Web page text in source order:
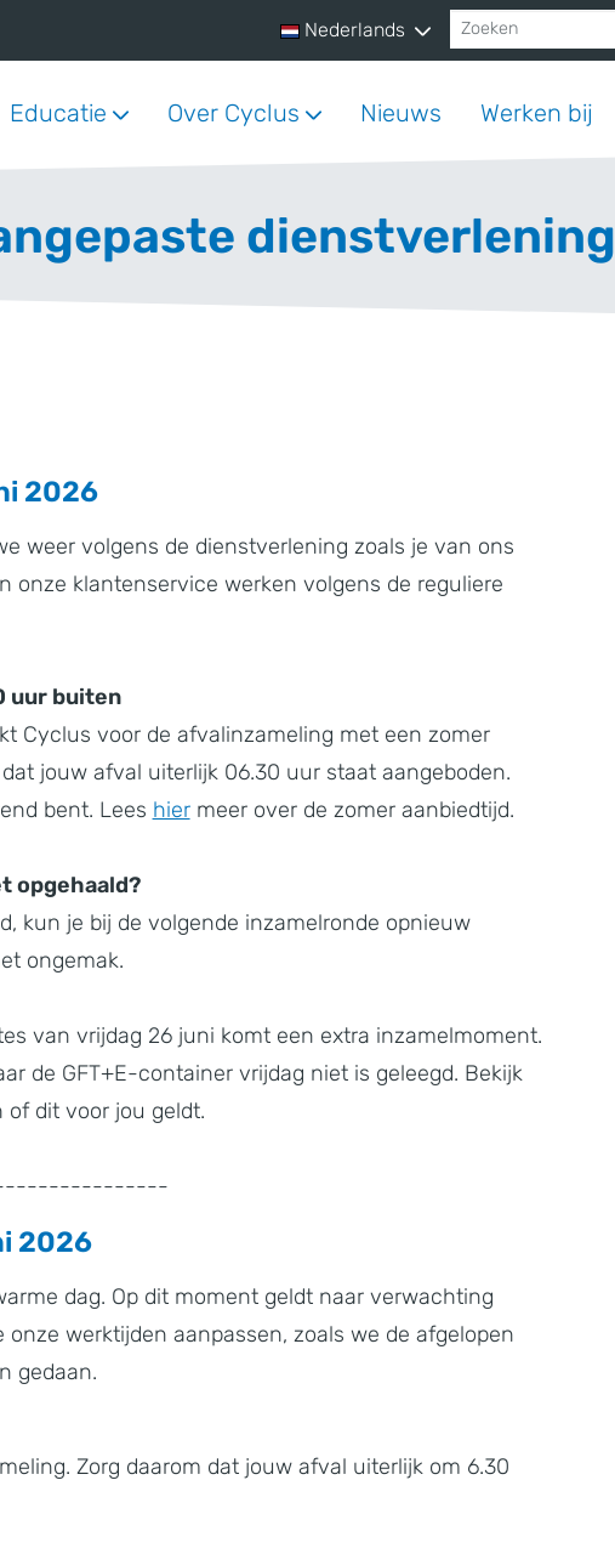
Nederlands
Educatie Over Cyclus Nieuws Werken bij
dienstverlening
2026
weer volgens de dienstverlening zoals je van ons
onze klantenservice werken volgens de reguliere
uur buiten
Cyclus voor de afvalinzameling met een zomer
jouw afval uiterlijk 06.30 uur staat aangeboden.
bent. Lees hiermeer over de zomer aanbiedtijd.
opgehaald?
kun je bij de volgende inzamelronde opnieuw
ongemak.
van vrijdag 26 juni komt een extra inzamelmoment.
de GFT+E-container vrijdag niet is geleegd. Bekijk
dit voor jou geldt.
2026
dag. Op dit moment geldt naar verwachting
werktijden aanpassen, zoals we de afgelopen
gedaan.
Zorg daarom dat jouw afval uiterlijk om 6.30